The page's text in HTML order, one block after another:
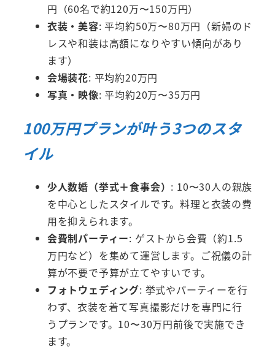
円（60名で約120万〜150万円）
衣装・美容: 平均約50万〜80万円（新婦のド
レスや和装は高額になりやすい傾向があり
ます）
会場装花: 平均約20万円
写真・映像: 平均約20万〜35万円
100万円プランが叶う3つのスタ
イル
少人数婚（挙式＋食事会） : 10〜30人の親族
を中心としたスタイルです。料理と衣装の費
用を抑えられます。
会費制パーティー: ゲストから会費（約1.5
万円など）を集めて運営します。ご祝儀の計
算が不要で予算が立てやすいです。
フォトウェディング: 挙式やパーティーを行
わず、衣装を着て写真撮影だけを専門に行
うプランです。10〜30万円前後で実施でき
ます。